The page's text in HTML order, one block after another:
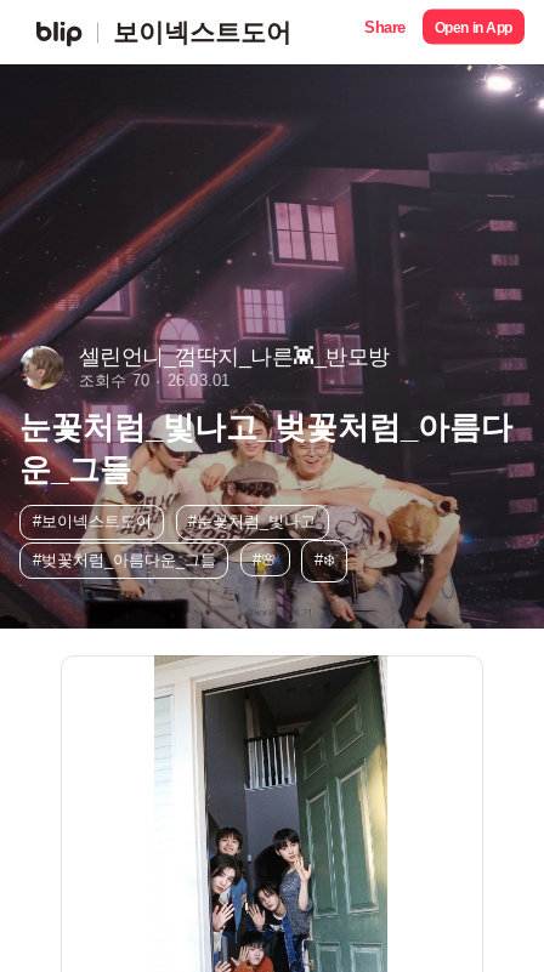
보이넥스트도어 Share Open in App
셀린언니_껌딱지_나른👾_반모방
조회수 70 26.03.01
눈꽃처럼_빛나고_벚꽃처럼_아름다
운_그들
#보이넥스트도어 #눈꽃처럼_빛나고
#벚꽃처럼_아름다운_그들 #🌸 #❄️